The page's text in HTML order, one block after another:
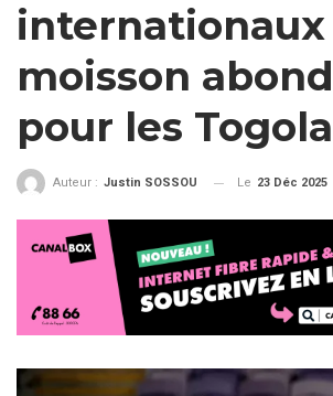
internationaux
moisson
pour les
Auteur : Justin SOSSOU Le 23 Déc 2025